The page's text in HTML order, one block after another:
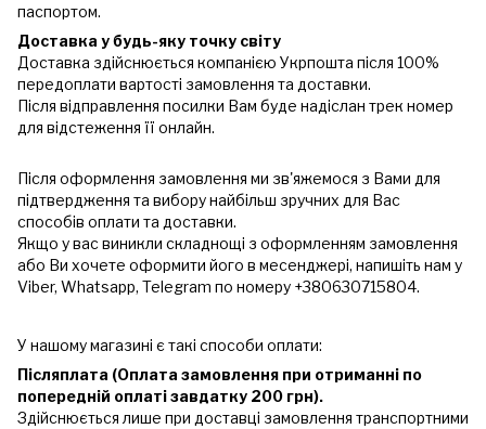
паспортом.
Доставка у будь-яку точку світу
Доставка здійснюється компанією Укрпошта після 100%
передоплати вартості замовлення та доставки.
Після відправлення посилки Вам буде надіслан трек номер
для відстеження її онлайн.
Після оформлення замовлення ми зв'яжемося з Вами для
підтвердження та вибору найбільш зручних для Вас
способів оплати та доставки.
Якщо у вас виникли складнощі з оформленням замовлення
або Ви хочете оформити його в месенджері, напишіть нам у
Viber, Whatsapp, Telegram по номеру +380630715804.
У нашому магазині є такі способи оплати:
Післяплата (Оплата замовлення при отриманні по
попередній оплаті завдатку 200 грн).
Здійснюється лише при доставці замовлення транспортними